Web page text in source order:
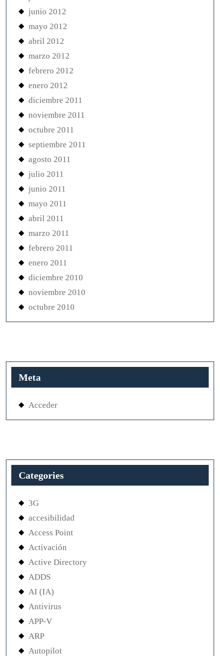
junio 2012
mayo 2012
abril 2012
marzo 2012
febrero 2012
enero 2012
diciembre 2011
noviembre 2011
octubre 2011
septiembre 2011
agosto 2011
julio 2011
junio 2011
mayo 2011
abril 2011
marzo 2011
febrero 2011
enero 2011
diciembre 2010
noviembre 2010
octubre 2010
Meta
Acceder
Categories
3G
accesibilidad
Access Point
Activación
Active Directory
ADDS
AI (IA)
Antivirus
APP-V
ARP
Autopilot